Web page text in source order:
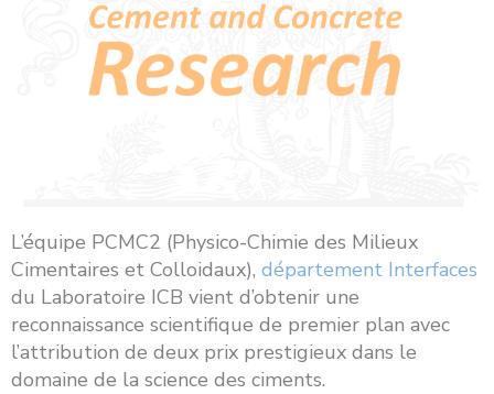
L’équipe PCMC2 (Physico-Chimie des Milieux
Cimentaires et Colloidaux), département Interfaces
du Laboratoire ICB vient d’obtenir une
reconnaissance scientifique de premier plan avec
l’attribution de deux prix prestigieux dans le
domaine de la science des ciments.